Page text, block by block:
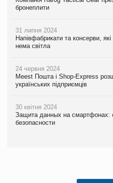
бронеплити
31 липня 2024
Напівфабрикати та консерви,
нема світла
24 червня 2024
Meest Пошта і Shop-Express
українських підприємців
30 квітня 2024
Защита данных на смартфонах:
безопасности